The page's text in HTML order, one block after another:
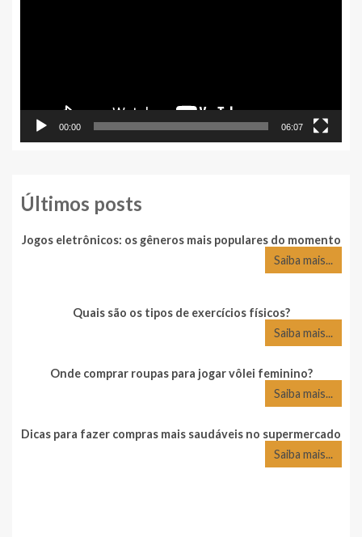
00:00 06:07
Últimos posts
Jogos eletrônicos: os gêneros mais populares do momento
Saiba mais...
Quais são os tipos de exercícios físicos?
Saiba mais...
Onde comprar roupas para jogar vôlei feminino?
Saiba mais...
Dicas para fazer compras mais saudáveis no supermercado
Saiba mais...